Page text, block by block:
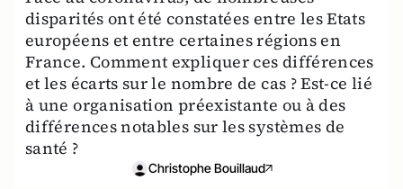
disparités ont été constatées entre les Etats
européens et entre certaines régions en
France. Comment expliquer ces différences
et les écarts sur le nombre de cas ? Est-ce lié
à une organisation préexistante ou à des
différences notables sur les systèmes de
santé ?
Christophe Bouillaud